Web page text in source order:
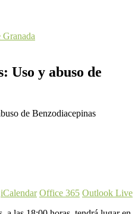
Uso y abuso de
iCalendar Office 365 Outlook Live